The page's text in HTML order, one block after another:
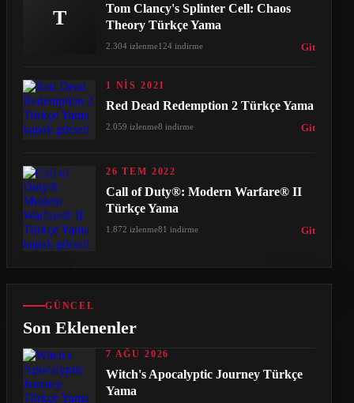
T
Tom Clancy's Splinter Cell: Chaos
Theory Türkçe Yama
2.304 izlenme124 indirme Git
1 NIS 2021
Red Dead Redemption 2 Türkçe Yama
2.059 izlenme8 indirme Git
26 TEM 2022
Call of Duty®: Modern Warfare® II
Türkçe Yama
1.872 izlenme81 indirme Git
GÜNCEL
Son Eklenenler
7 AĞU 2026
Witch's Apocalyptic Journey Türkçe
Yama